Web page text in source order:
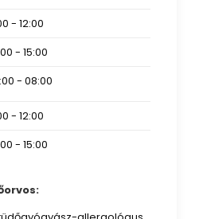
- 12:00
- 15:00
- 08:00
- 12:00
- 15:00